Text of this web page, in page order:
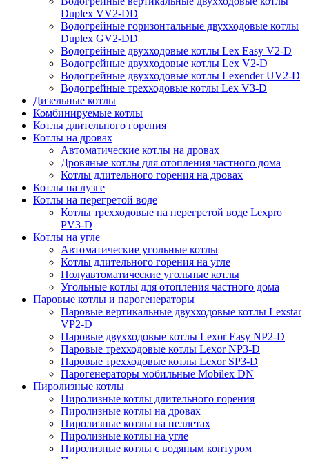
Duplex VV2-DD
Водогрейные горизонтальные двухходовые котлы
Duplex GV2-DD
Водогрейные двухходовые котлы Lex Easy V2-D
Водогрейные двухходовые котлы Lex V2-D
Водогрейные двухходовые котлы Lexender UV2-D
Водогрейные трехходовые котлы Lex V3-D
Дизельные котлы
Комбинируемые котлы
Котлы длительного горения
Котлы на дровах
Автоматические котлы на дровах
Дровяные котлы для отопления частного дома
Котлы длительного горения на дровах
Котлы на лузге
Котлы на перегретой воде
Котлы трехходовые на перегретой воде Lexpro
PV3-D
Котлы на угле
Автоматические угольные котлы
Котлы длительного горения на угле
Полуавтоматические угольные котлы
Угольные котлы для отопления частного дома
Паровые котлы и парогенераторы
Паровые вертикальные двухходовые котлы Lexstar
VP2-D
Паровые двухходовые котлы Lexor Easy NP2-D
Паровые трехходовые котлы Lexor NP3-D
Паровые трехходовые котлы Lexor SP3-D
Парогенераторы мобильные Mobilex DN
Пиролизные котлы
Пиролизные котлы длительного горения
Пиролизные котлы на дровах
Пиролизные котлы на пеллетах
Пиролизные котлы на угле
Пиролизные котлы с водяным контуром